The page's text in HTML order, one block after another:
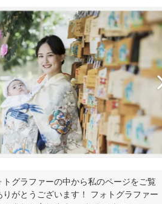
トグラファーの中から私のページをご覧
りがとうございます！ フォトグラファー